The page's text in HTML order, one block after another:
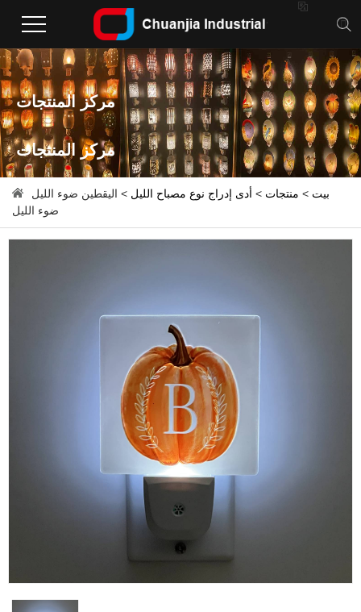

مركز المنتجات
مركز المنتجات
بيت > منتجات > أدى إدراج نوع مصباح الليل > اليقطين ضوء الليل
ضوء الليل